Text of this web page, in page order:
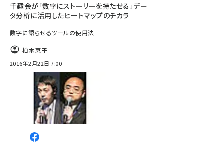
千趣会が「数字にストーリーを持たせる」デー
タ分析に活用したヒートマップのチカラ
数字に語らせるツールの使用法
柏木恵子
2016年2月22日 7:00